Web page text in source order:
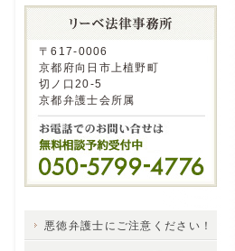
〒617-0006
京都府向日市上植野町
切ノ口20-5
京都弁護士会所属
悪徳弁護士にご注意ください！